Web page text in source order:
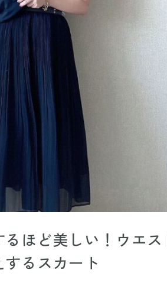
るほど美しい！ウエ
るスカート